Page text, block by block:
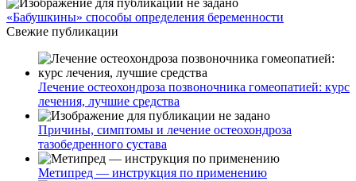
«Бабушкины» способы определения беременности
Свежие публикации
Лечение остеохондроза позвоночника гомеопатией: курс
лечения, лучшие средства
Причины, симптомы и лечение остеохондроза
тазобедренного сустава
Метипред — инструкция по применению